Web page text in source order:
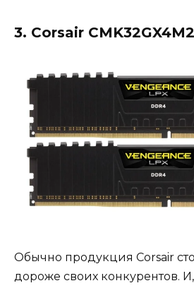
3. Corsair
Обычно продукция Corsair
дороже своих конкурентов. И,